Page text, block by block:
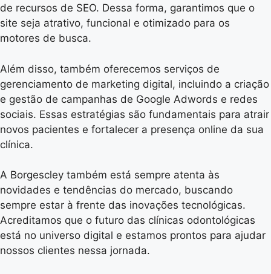
de recursos de SEO. Dessa forma, garantimos que o
site seja atrativo, funcional e otimizado para os
motores de busca.
Além disso, também oferecemos serviços de
gerenciamento de marketing digital, incluindo a criação
e gestão de campanhas de Google Adwords e redes
sociais. Essas estratégias são fundamentais para atrair
novos pacientes e fortalecer a presença online da sua
clínica.
A Borgescley também está sempre atenta às
novidades e tendências do mercado, buscando
sempre estar à frente das inovações tecnológicas.
Acreditamos que o futuro das clínicas odontológicas
está no universo digital e estamos prontos para ajudar
nossos clientes nessa jornada.